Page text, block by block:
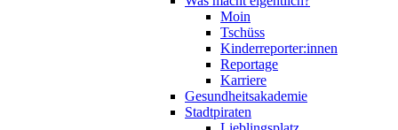
Moin
Tschüss
Kinderreporter:innen
Reportage
Karriere
Gesundheitsakademie
Stadtpiraten